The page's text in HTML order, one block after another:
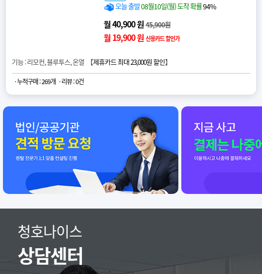
오늘 출발08월10일(월) 도착 확률94%
월 40,900 원45,900원
월 19,900 원 신용카드 할인가
기능 : 리모컨, 블루투스, 온열 【제휴카드 최대 23,000원 할인】
· 누적구매 : 269개 · 리뷰 : 0건
청호나이스
상담센터